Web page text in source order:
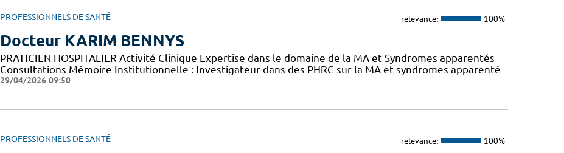
PROFESSIONNELS DE SANTÉ relevance: 100%
Docteur KARIM BENNYS
PRATICIEN HOSPITALIER Activité Clinique Expertise dans le domaine de la MA et Syndromes apparentés
Consultations Mémoire Institutionnelle : Investigateur dans des PHRC sur la MA et syndromes apparenté
29/04/2026 09:50
PROFESSIONNELS DE SANTÉ relevance: 100%